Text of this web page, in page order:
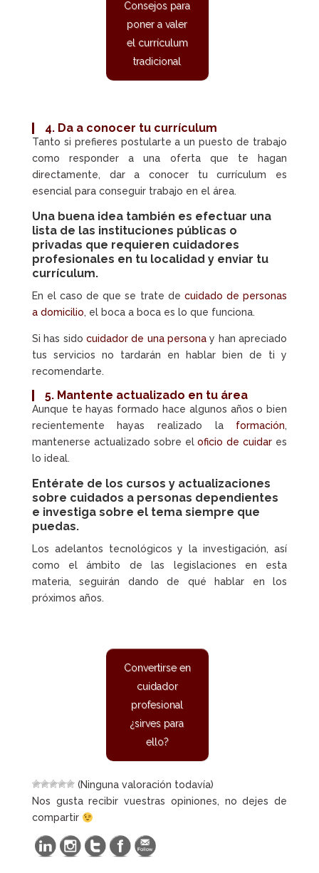
Consejos para
poner a valer
el currículum
tradicional
4. Da a conocer tu currículum
Tanto si prefieres postularte a un puesto de trabajo
como responder a una oferta que te hagan
directamente, dar a conocer tu currículum es
esencial para conseguir trabajo en el área.
Una buena idea también es efectuar una
lista de las instituciones públicas o
privadas que requieren cuidadores
profesionales en tu localidad y enviar tu
currículum.
En el caso de que se trate de cuidado de personas
a domicilio, el boca a boca es lo que funciona.
Si has sido cuidador de una persona y han apreciado
tus servicios no tardarán en hablar bien de ti y
recomendarte.
5. Mantente actualizado en tu área
Aunque te hayas formado hace algunos años o bien
recientemente hayas realizado la formación,
mantenerse actualizado sobre eloficio de cuidar es
lo ideal.
Entérate de los cursos y actualizaciones
sobre cuidados a personas dependientes
e investiga sobre el tema siempre que
puedas.
Los adelantos tecnológicos y la investigación, así
como el ámbito de las legislaciones en esta
materia, seguirán dando de qué hablar en los
próximos años.
Convertirse en
cuidador
profesional
¿sirves para
ello?
(Ninguna valoración todavía)
Nos gusta recibir vuestras opiniones, no dejes de
compartir